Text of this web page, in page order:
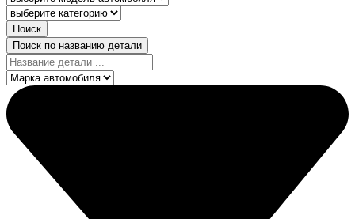
Поиск
Поиск по названию детали